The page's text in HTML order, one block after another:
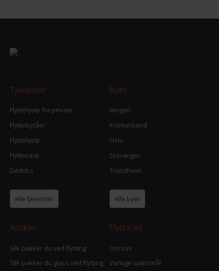
Tjenester
Flyttehjelp for private
Flyttebyråer
Flyttehjelp
Flyttevask
Dødsbo
Alle tjenester
Byer
Bergen
Kristiansand
Oslo
Stavanger
Trondheim
Alle byer
Artikler
Slik pakker du ved flytting
Slik pakker du glass ved flytting
Flytte.no
Om oss
Vanlige spørsmål